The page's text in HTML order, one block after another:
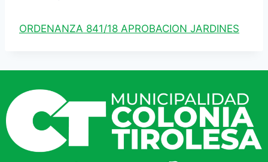
ORDENANZA 841/18 APROBACION JARDINES